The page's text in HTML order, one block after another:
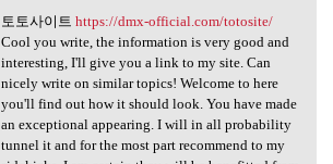
토사이트 https://dmx-official
토토사이트 https://dmx-official.com/totosite/
Cool you write, the information is very good and
interesting, I'll give you a link to my site. Can
nicely write on similar topics! Welcome to here
you'll find out how it should look. You have made
an exceptional appearing. I will in all probability
tunnel it and for the most part recommend to my